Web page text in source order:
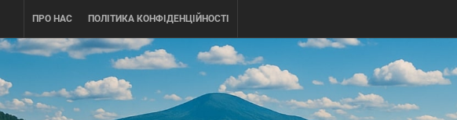
content
ПРО НАС ПОЛІТИКА КОНФІДЕНЦІЙНОСТІ